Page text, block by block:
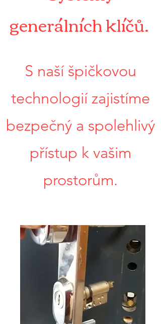
generálních klíčů.
S naší špičkovou
technologií zajistíme
bezpečný a spolehlivý
přístup k vašim
prostorům.